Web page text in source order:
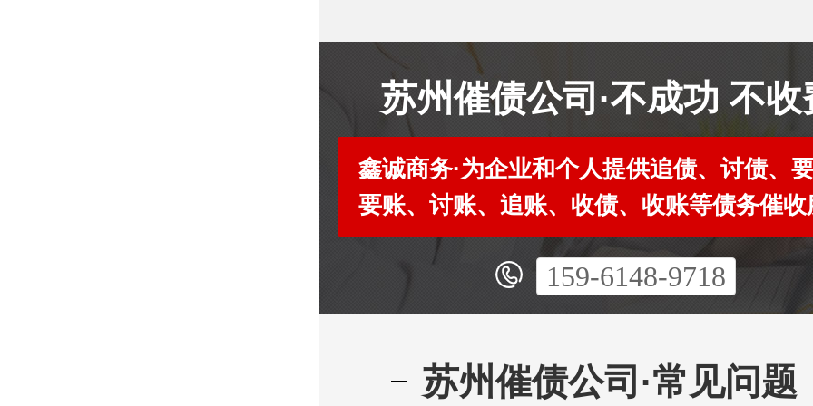
苏州催债公司·不成功 不收
鑫诚商务·为企业和个人提供追债、讨债、
要账、讨账、追账、收债、收账等债务催
159-6148-9718
苏州催债公司·常见问题